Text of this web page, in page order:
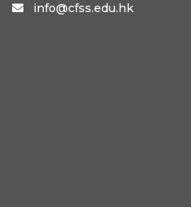
 info@cfss.edu.hk